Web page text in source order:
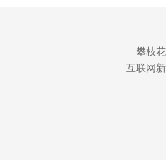
攀枝
互联网